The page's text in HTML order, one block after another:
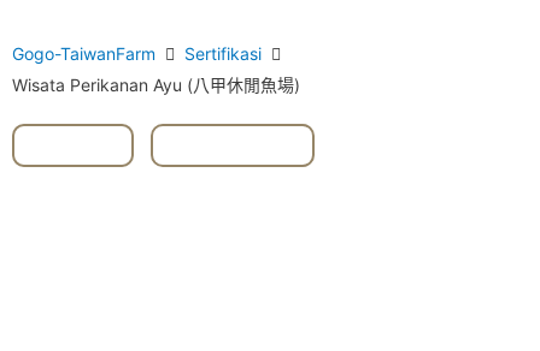
Gogo-TaiwanFarm
Sertifikasi
Wisata Perikanan Ayu (八甲休閒魚場)